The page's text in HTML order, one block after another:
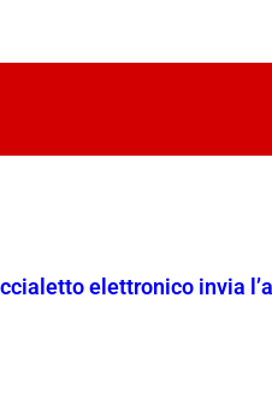
elettronico invia